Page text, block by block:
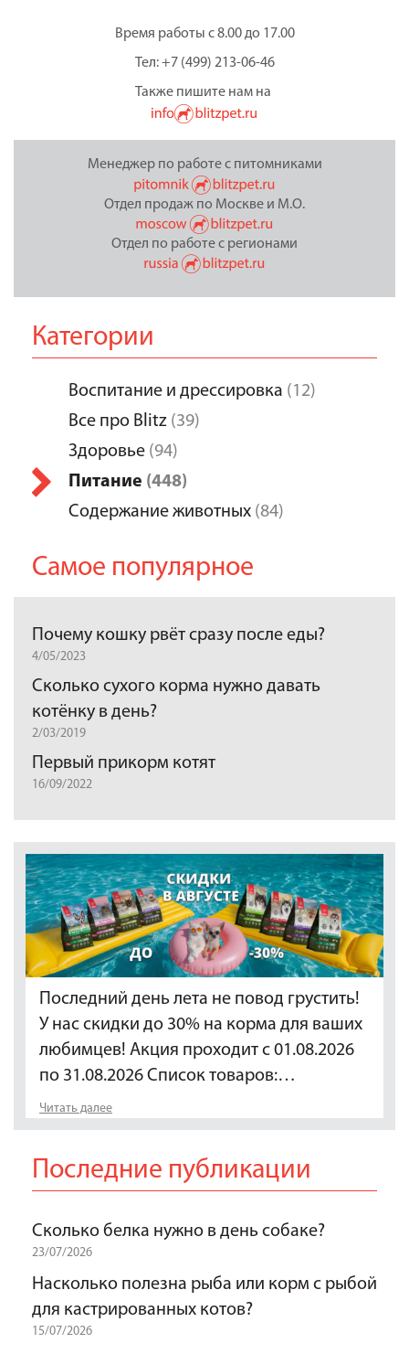
Время работы с 8.00 до 17.00
Тел: +7 (499) 213-06-46
Также пишите нам на
Менеджер по работе с питомниками
Отдел продаж по Москве и М.О.
Отдел по работе с регионами
Категории
Воспитание и дрессировка (12)
Все про Blitz (39)
Здоровье (94)
Питание (448)
Содержание животных (84)
Самое популярное
Почему кошку рвёт сразу после еды?
4/05/2023
Сколько сухого корма нужно давать
котёнку в день?
2/03/2019
Первый прикорм котят
16/09/2022
Последний день лета не повод грустить!
У нас скидки до 30% на корма для ваших
любимцев! Акция проходит с 01.08.2026
по 31.08.2026 Список товаров:…
Читать далее
Последние публикации
Сколько белка нужно в день собаке?
23/07/2026
Насколько полезна рыба или корм с рыбой
для кастрированных котов?
15/07/2026